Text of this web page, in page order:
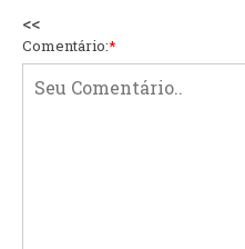
<<
Comentário:*